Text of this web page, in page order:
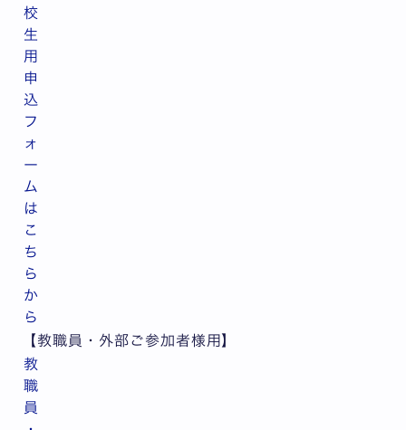
校
生
用
申
込
フ
ォ
ー
ム
は
こ
ち
ら
か
ら
【教職員・外部ご参加者様用】
教
職
員